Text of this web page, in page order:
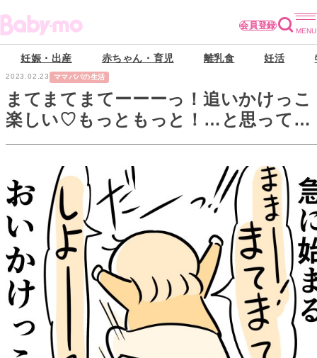
会員登録
妊娠・出産 赤ちゃん・育児 離乳食 妊活
2023.02.23 ママパパの生活
まてまてまてーーーっ！追いかけっこ
楽しい♡もっともっと！…と思ってい
たら、あれれ？【タマさん観察日記】